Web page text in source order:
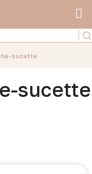
sucette
sucette